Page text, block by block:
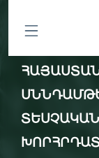
ԲՈԼՈՐ
ԲԱԺԻՆՆԵՐԸ